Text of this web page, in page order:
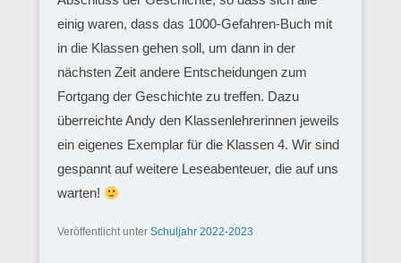
einig waren, dass das 1000-Gefahren-Buch mit
in die Klassen gehen soll, um dann in der
nächsten Zeit andere Entscheidungen zum
Fortgang der Geschichte zu treffen. Dazu
überreichte Andy den Klassenlehrerinnen jeweils
ein eigenes Exemplar für die Klassen 4. Wir sind
gespannt auf weitere Leseabenteuer, die auf uns
warten!
Veröffentlicht unter Schuljahr 2022-2023